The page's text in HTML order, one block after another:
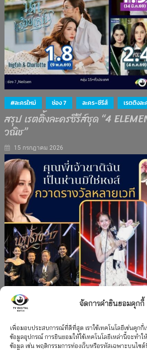
จัดการคำยินยอมคุกกี้
เพื่อมอบประสบการณ์ที่ดีที่สุด เราใช้เทคโนโลยีเช่นคุกกี้
ข้อมูลอุปกรณ์ การยินยอมให้ใช้เทคโนโลยีเหล่านี้จะทำใ
ข้อมูล เช่น พฤติกรรมการท่องเว็บหรือรหัสเฉพาะบนไซ
#ละครใหม่ ช่อง 7 ละคร-ซีรีส์ เรตติงล
สรุป เรตติ้งละครซีรีส์ชุด “4
วณิช”
15 กรกฎาคม 2026
”คุณพี่เจ้าขาดิฉันเป็นห่านมิใช่หง
เพียบ จาก 8 เวที